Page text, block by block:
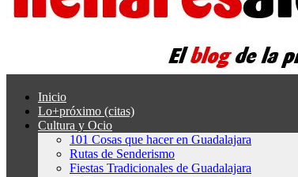
Inicio
Lo+próximo (citas)
Cultura y Ocio
101 Cosas que hacer en Guadalajara
Rutas de Senderismo
Fiestas Tradicionales de Guadalajara